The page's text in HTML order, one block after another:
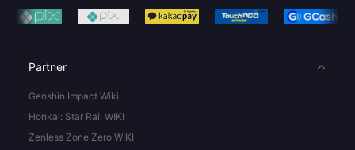
Partner
Genshin Impact Wiki
Honkai: Star Rail WIKI
Zenless Zone Zero WIKI